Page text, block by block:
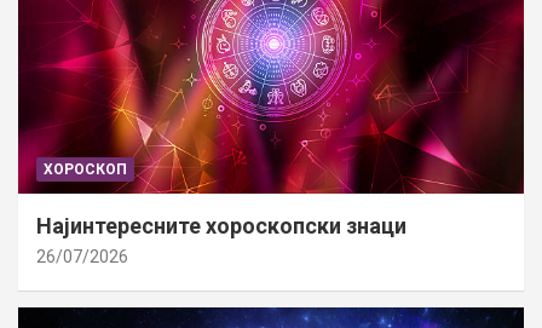
ХОРОСКОП
Најинтересните хороскопски знаци
26/07/2026